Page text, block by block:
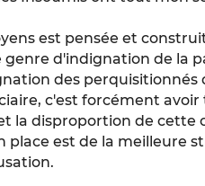
est pensée et
d'indignation de la
des perquisitionnés
c'est forcément avoir
la disproportion de cette
place est de la meilleure